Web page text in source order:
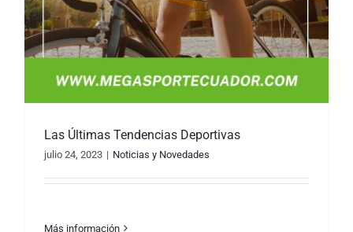
Las Últimas Tendencias Deportivas
julio 24, 2023 | Noticias y Novedades
Más información